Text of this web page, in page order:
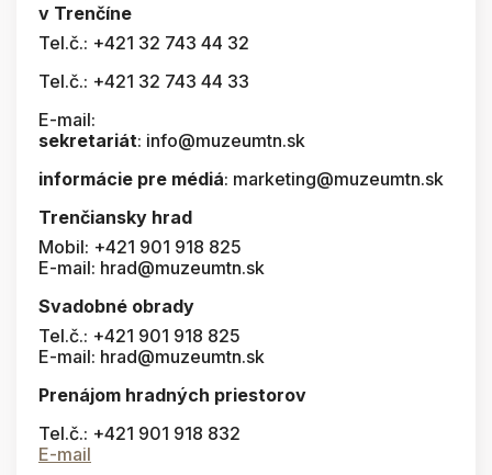
v Trenčíne
Tel.č.: +421 32 743 44 32
Tel.č.: +421 32 743 44 33
E-mail:
sekretariát: info@muzeumtn.sk
informácie pre médiá: marketing@muzeumtn.sk
Trenčiansky hrad
Mobil: +421 901 918 825
E-mail: hrad@muzeumtn.sk
Svadobné obrady
Tel.č.: +421 901 918 825
E-mail: hrad@muzeumtn.sk
Prenájom hradných priestorov
Tel.č.: +421 901 918 832
E-mail